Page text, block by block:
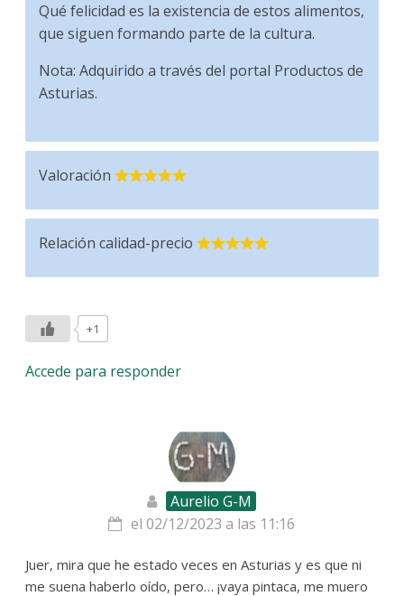
Qué felicidad es la existencia de estos alimentos,
que siguen formando parte de la cultura.
Nota: Adquirido a través del portal Productos de
Asturias.
Valoración
Relación calidad-precio
+1
Accede para responder
Aurelio G-M
el 02/12/2023 a las 11:16
Juer, mira que he estado veces en Asturias y es que ni
me suena haberlo oído, pero… ¡vaya pintaca, me muero